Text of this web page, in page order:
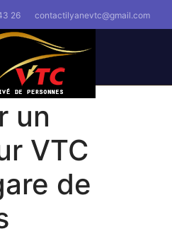
26 contactilyanevtc@gmail.com
un
VTC
de